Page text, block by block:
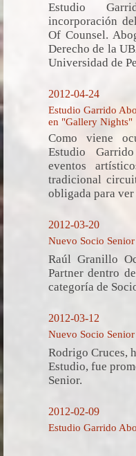
Estudio
incorporación
Of Counsel.
Derecho de la
Universidad de
2012-04-24
Estudio Garrido
en "Gallery Nights"
Como viene
Estudio
eventos
tradicional
obligada para
2012-03-20
Nuevo Socio
Raúl Granillo
Partner dentro
categoría de
2012-03-12
Nuevo Socio
Rodrigo Cruces,
Estudio, fue
Senior.
2012-02-09
Estudio Garrido